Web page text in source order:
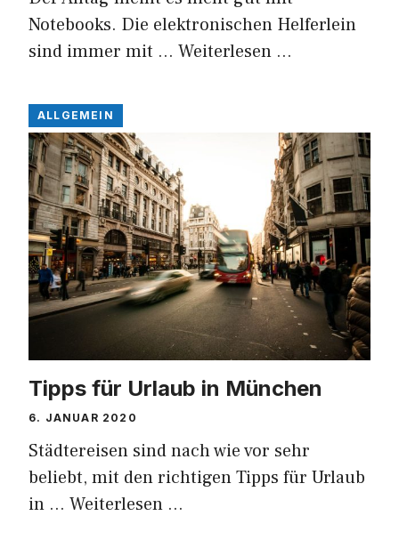
Notebooks. Die elektronischen Helferlein
sind immer mit … Weiterlesen …
ALLGEMEIN
Tipps für Urlaub in München
6. JANUAR 2020
Städtereisen sind nach wie vor sehr
beliebt, mit den richtigen Tipps für Urlaub
in … Weiterlesen …